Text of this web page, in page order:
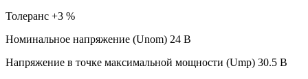
Толеранс +3 %
Номинальное напряжение (Unom) 24 В
Напряжение в точке максимальной мощности (Ump) 30.5 В